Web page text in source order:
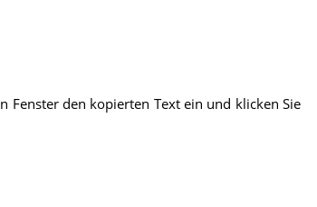
Fenster den kopierten Text ein und klicken Sie